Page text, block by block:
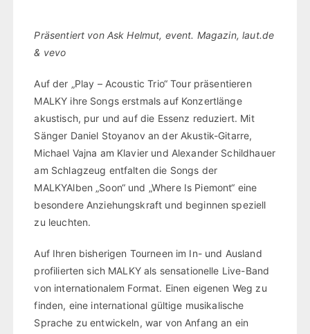
Präsentiert von Ask Helmut, event. Magazin, laut.de
& vevo
Auf der „Play – Acoustic Trio“ Tour präsentieren
MALKY ihre Songs erstmals auf Konzertlänge
akustisch, pur und auf die Essenz reduziert. Mit
Sänger Daniel Stoyanov an der Akustik-Gitarre,
Michael Vajna am Klavier und Alexander Schildhauer
am Schlagzeug entfalten die Songs der
MALKYAlben „Soon“ und „Where Is Piemont“ eine
besondere Anziehungskraft und beginnen speziell
zu leuchten.
Auf Ihren bisherigen Tourneen im In- und Ausland
profilierten sich MALKY als sensationelle Live-Band
von internationalem Format. Einen eigenen Weg zu
finden, eine international gültige musikalische
Sprache zu entwickeln, war von Anfang an ein